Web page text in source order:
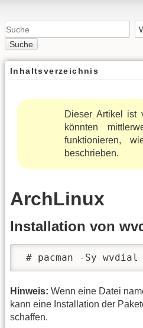
Suche
Inhaltsverzeichnis
Dieser Artikel ist
könnten
funktionieren,
beschrieben.
ArchLinux
Installation von
# pacman -Sy
Hinweis: Wenn eine Datei
kann eine Installation der
schaffen.